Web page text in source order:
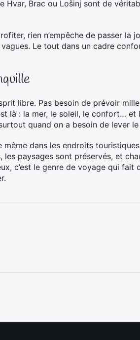
Hvar, Brac ou Lošinj sont de
rien n’empêche de passer la
Le tout dans un cadre
libre. Pas besoin de prévoir
là : la mer, le soleil, le confort… et
quand on a besoin de lever
même dans les endroits
les paysages sont préservés, et
c’est le genre de voyage qui fait